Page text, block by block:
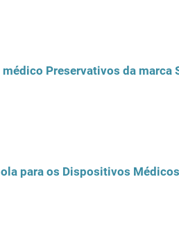
Preservativos da marca
para os Dispositivos